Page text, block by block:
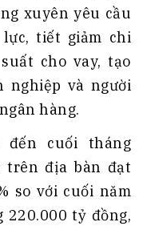
xuyên yêu cầu
lực, tiết giảm chi
cho vay, tạo
nghiệp và người
hàng.
đến cuối tháng
trên địa bàn đạt
so với cuối năm
220.000 tỷ đồng,